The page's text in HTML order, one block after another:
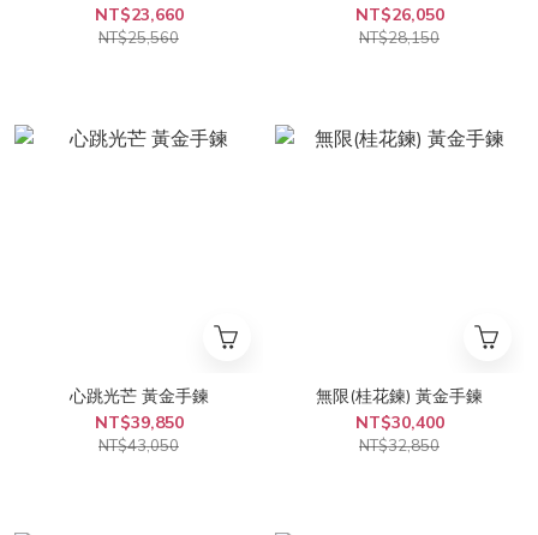
NT$23,660
NT$25,560
NT$26,050
NT$28,150
心跳光芒 黃金手鍊
NT$39,850
NT$43,050
無限(桂花鍊) 黃金手鍊
NT$30,400
NT$32,850